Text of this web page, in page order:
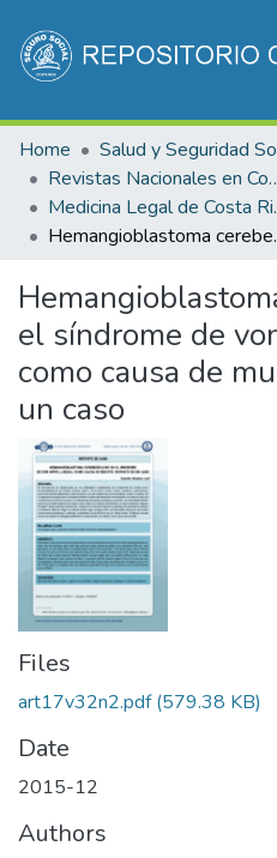
Communities & Collections
All of DSpace
Statistics
Home
Revistas
Hemangioblastoma
el síndrome de
como causa de
un caso
Files
art17v32n2.pdf(579.38 KB)
Date
2015-12
Authors